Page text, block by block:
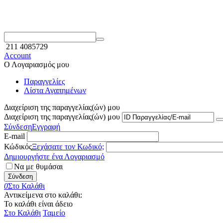
211 4085729
Account
Ο Λογαριασμός μου
Παραγγελίες
Λίστα Αγαπημένων
Διαχείριση της παραγγελίας(ών) μου
Διαχείριση της παραγγελίας(ών) μου
ΣύνδεσηΕγγραφή
E-mail
ΚώδικόςΞεχάσατε τον Κωδικό;
Δημιουργήστε ένα Λογαριασμό
Να με θυμάσαι
Σύνδεση
0Στο Καλάθι
Αντικείμενα στο καλάθι:
Το καλάθι είναι άδειο
Στο Καλάθι Ταμείο